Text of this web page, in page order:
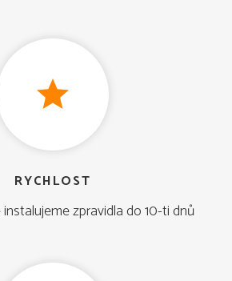
RYCHLOST
zpravidla do 10-ti dnů